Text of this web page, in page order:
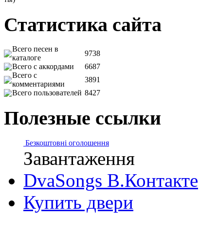
Статистика сайта
Всего песен в
каталоге
9738
Всего с аккордами
6687
Всего с
комментариями
3891
Всего пользователей 8427
Полезные ссылки
Безкоштовні оголошення
Завантаження
DvaSongs В.Контакте
Купить двери